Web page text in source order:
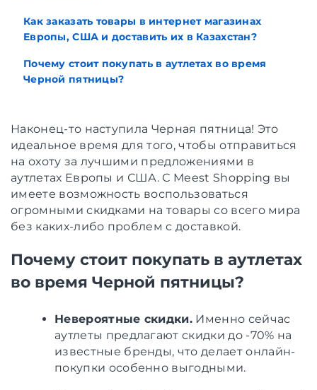
Как заказать товары в интернет магазинах
Европы, США и доставить их в Казахстан?
Почему стоит покупать в аутлетах во время
Черной пятницы?
Наконец-то наступила Черная пятница! Это
идеальное время для того, чтобы отправиться
на охоту за лучшими предложениями в
аутлетах Европы и США. С Meest Shopping вы
имеете возможность воспользоваться
огромными скидками на товары со всего мира
без каких-либо проблем с доставкой.
Почему стоит покупать в аутлетах
во время Черной пятницы?
Невероятные скидки. Именно сейчас
аутлеты предлагают скидки до -70% на
известные бренды, что делает онлайн-
покупки особенно выгодными.